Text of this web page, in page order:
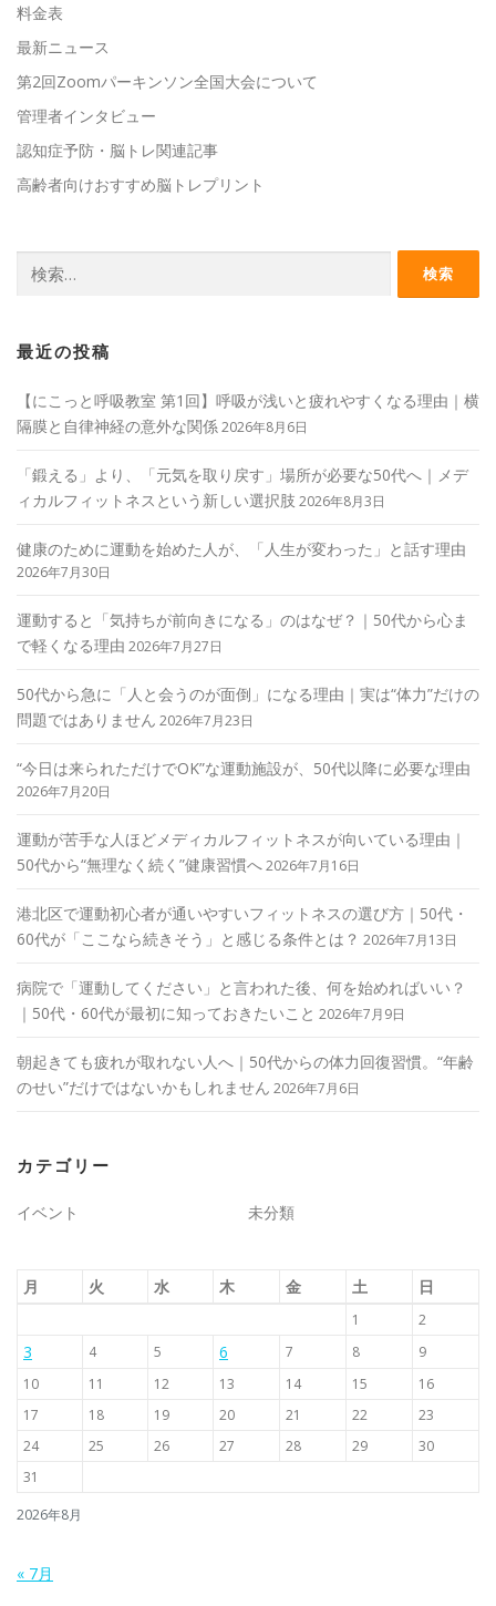
料金表
最新ニュース
第2回Zoomパーキンソン全国大会について
管理者インタビュー
認知症予防・脳トレ関連記事
高齢者向けおすすめ脳トレプリント
索:
最近の投稿
【にこっと呼吸教室 第1回】呼吸が浅いと疲れやすくなる理由｜横
隔膜と自律神経の意外な関係2026年8月6日
「鍛える」より、「元気を取り戻す」場所が必要な50代へ｜メデ
ィカルフィットネスという新しい選択肢 2026年8月3日
健康のために運動を始めた人が、「人生が変わった」と話す理由
2026年7月30日
運動すると「気持ちが前向きになる」のはなぜ？｜50代から心ま
で軽くなる理由 2026年7月27日
50代から急に「人と会うのが面倒」になる理由｜実は“体力”だけの
問題ではありません 2026年7月23日
“今日は来られただけでOK”な運動施設が、50代以降に必要な理由
2026年7月20日
運動が苦手な人ほどメディカルフィットネスが向いている理由｜
50代から“無理なく続く”健康習慣へ2026年7月16日
港北区で運動初心者が通いやすいフィットネスの選び方｜50代・
60代が「ここなら続きそう」と感じる条件とは？ 2026年7月13日
病院で「運動してください」と言われた後、何を始めればいい？
｜50代・60代が最初に知っておきたいこと 2026年7月9日
朝起きても疲れが取れない人へ｜50代からの体力回復習慣。“年齢
のせい”だけではないかもしれません 2026年7月6日
カテゴリー
イベント 未分類
2026年8月
月 火 水 木 金 土 日
1 2
3 4 5 6 7 8
9
10
11 12 13 14 15
16
17
18 19 20 21 22
23
24
25 26 27 28 29
30
31
« 7月